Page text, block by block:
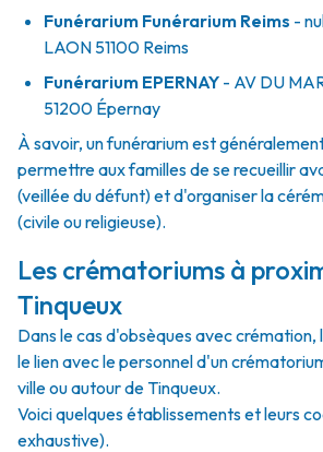
Funérarium Funérarium Reims -
LAON 51100 Reims
Funérarium EPERNAY - AV DU
51200 Épernay
À savoir, un funérarium est
permettre aux familles de se recueillir
(veillée du défunt) et d'organiser la
(civile ou religieuse).
Les crématoriums à
Tinqueux
Dans le cas d'obsèques avec crémation,
le lien avec le personnel d'un
ville ou autour de Tinqueux.
Voici quelques établissements et leurs
exhaustive).